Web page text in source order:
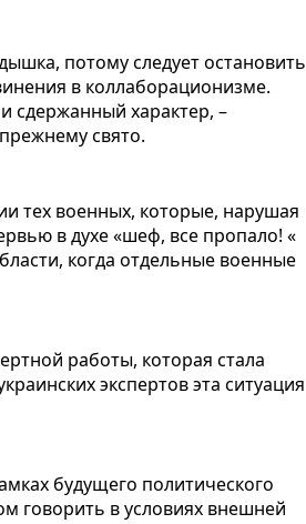
потому следует остановить
в коллаборационизме.
сдержанный характер, –
свято.
тех военных, которые, нарушая
в духе «шеф, все пропало! «
когда отдельные военные
работы, которая стала
экспертов эта ситуация
будущего политического
говорить в условиях внешней